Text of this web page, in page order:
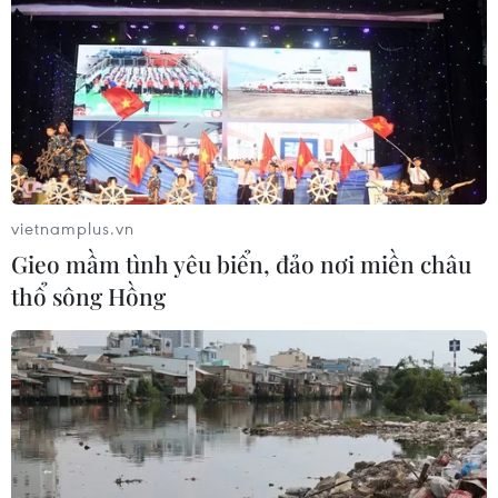
thăm dò địa chất trong phần đất của Công ty
Vĩnh Phát để phục vụ công tác khảo sát thiết kế,
bà Nguyễn Thị Lương xác nhận, sẽ đồng ý với
điều kiện Ủy ban Nhân dân và Ban Quản lý
đường sắt đô thị Thành phố Hồ Chí Minh cùng
Ủy ban Nhân dân tỉnh Bình Dương chính thức
có văn bản đề nghị. Ngoài ra, bà Lương cũng
mong muốn được bố trí mặt bằng mới tương
thích với mặt bằng cũ để tiếp tục kinh doanh
(mua bán, ký gửi xe cơ giới).
Liên quan đến vấn đề này, ông Bùi Xuân Cường,
Trưởng Ban quản lý đường sắt đô thị Thành phố
Hồ Chí Minh cho biết: Thành phố Hồ Chí Minh
đã có cơ chế hỗ trợ tỉnh Bình Dương trong việc
giải phóng mặt bằng tại Thị xã Dĩ An. Việc chậm
vietnamplus.vn
Gieo mầm tình yêu biển, đảo nơi miền châu
thổ sông Hồng